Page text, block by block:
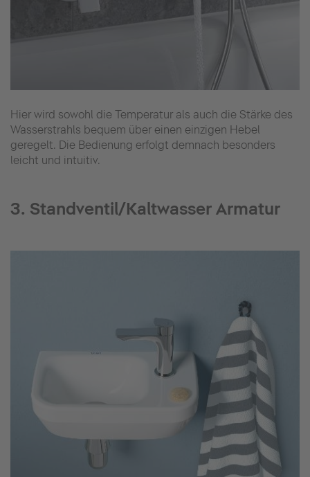
Hier wird sowohl die Temperatur als auch die Stärke des
Wasserstrahls bequem über einen einzigen Hebel
geregelt. Die Bedienung erfolgt demnach besonders
leicht und intuitiv.
3. Standventil/Kaltwasser Armatur